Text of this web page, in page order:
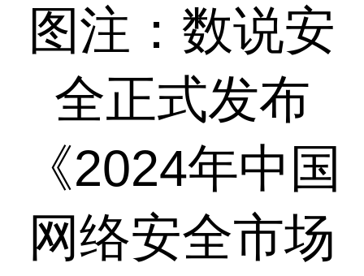
图注：数说安
全正式发布
《2024年中国
网络安全市场